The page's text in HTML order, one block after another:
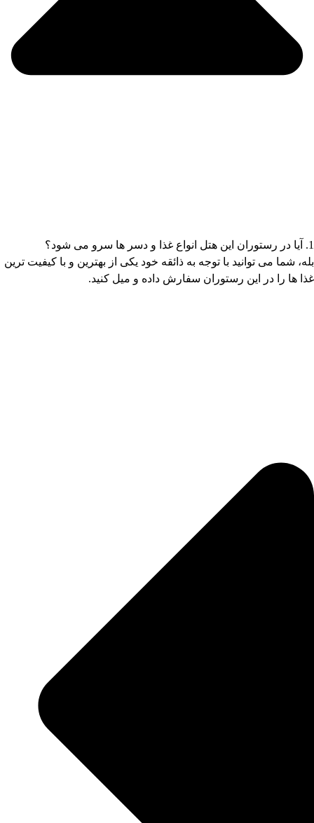
1. آیا در رستوران این هتل انواع غذا و دسر ها سرو می شود؟
بله، شما می توانید با توجه به ذائقه خود یکی از بهترین و با کیفیت ترین
غذا ها را در این رستوران سفارش داده و میل کنید.